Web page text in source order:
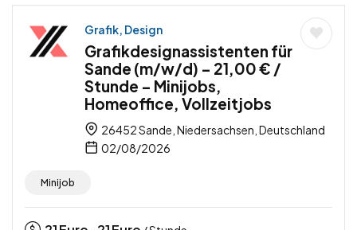
Grafik, Design
Grafikdesignassistenten für
Sande (m/w/d) – 21,00 € /
Stunde – Minijobs,
Homeoffice, Vollzeitjobs
26452 Sande, Niedersachsen, Deutschland
02/08/2026
Minijob